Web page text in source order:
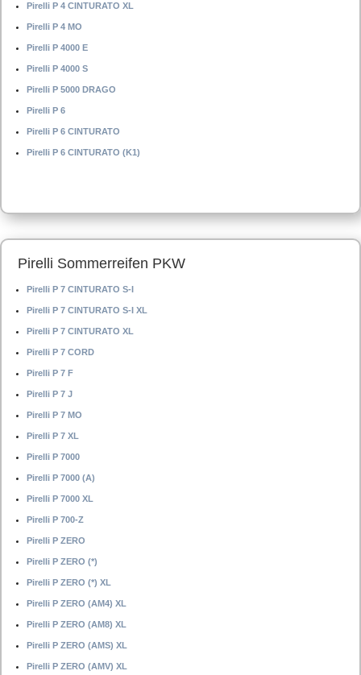
Pirelli P 4 CINTURATO XL
Pirelli P 4 MO
Pirelli P 4000 E
Pirelli P 4000 S
Pirelli P 5000 DRAGO
Pirelli P 6
Pirelli P 6 CINTURATO
Pirelli P 6 CINTURATO (K1)
Pirelli Sommerreifen PKW
Pirelli P 7 CINTURATO S-I
Pirelli P 7 CINTURATO S-I XL
Pirelli P 7 CINTURATO XL
Pirelli P 7 CORD
Pirelli P 7 F
Pirelli P 7 J
Pirelli P 7 MO
Pirelli P 7 XL
Pirelli P 7000
Pirelli P 7000 (A)
Pirelli P 7000 XL
Pirelli P 700-Z
Pirelli P ZERO
Pirelli P ZERO (*)
Pirelli P ZERO (*) XL
Pirelli P ZERO (AM4) XL
Pirelli P ZERO (AM8) XL
Pirelli P ZERO (AMS) XL
Pirelli P ZERO (AMV) XL